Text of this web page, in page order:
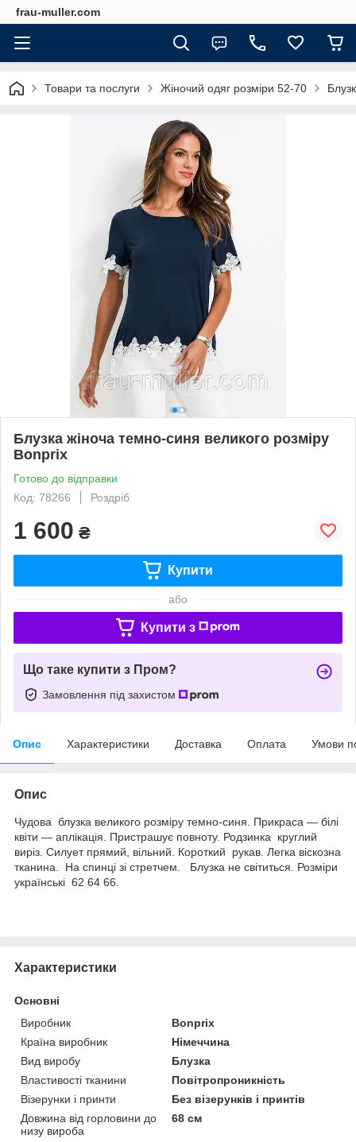
frau-muller.com
Товари та послуги Жіночий одяг розміри 52-70
Блузка жіноча темно-синя великого розміру
Bonprix
Готово до відправки
Код: 78266
Роздріб
1 600 ₴
Купити
або
Купити з
Що таке купити з Пром?
Замовлення під захистом
Опис Характеристики Доставка Оплата Умови
Опис
Чудова блузка великого розміру темно-синя. Прикраса — білі
квіти — аплікація. Пристрашує повноту. Родзинка круглий
виріз. Силует прямий, вільний. Короткий рукав. Легка віскозна
тканина. На спинці зі стретчем. Блузка не світиться. Розміри
українські 62 64 66.
Характеристики
Основні
Виробник
Bonprix
Країна виробник
Німеччина
Вид виробу
Блузка
Властивості тканини
Повітропроникність
Візерунки і принти
Без візерунків і принтів
Довжина від горловини до
низу вироба
68 см